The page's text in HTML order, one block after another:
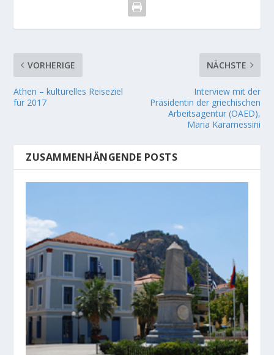
VORHERIGE
Athen – kulturelles Reiseziel
für 2017
NÄCHSTE
Interview mit der
Präsidentin der griechischen
Arbeitsagentur (OAED),
Maria Karamessini
ZUSAMMENHÄNGENDE POSTS